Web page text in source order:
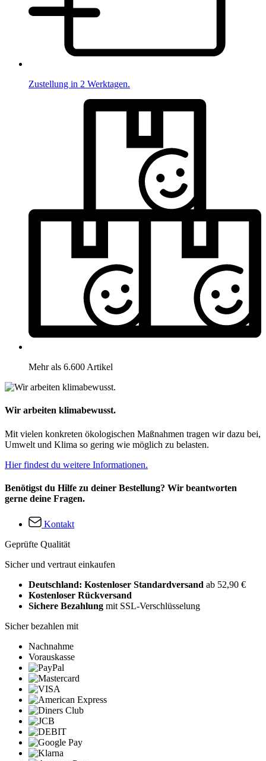
Zustellung in 2 Werktagen.
Mehr als 6.600 Artikel
Wir arbeiten klimabewusst.
Mit vielen konkreten ökologischen Maßnahmen tragen wir dazu bei,
Umwelt und Klima so gering wie möglich zu belasten.
Hier findest du weitere Informationen.
Benötigst du Hilfe zu deiner Bestellung? Wir beantworten
gerne deine Fragen.
Kontakt
Geprüfte Qualität
Sicher und vertraut einkaufen
Deutschland: Kostenloser Standardversand ab 52,90 €
Kostenloser Rückversand
Sichere Bezahlung mit SSL-Verschlüsselung
Sicher bezahlen mit
Nachnahme
Vorauskasse